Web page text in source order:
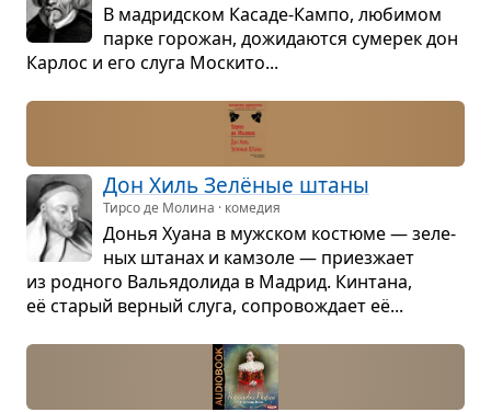
В мад­рид­ском Касаде-Кампо, люби­мом
парке горо­жан, дожи­да­ются суме­рек дон
Кар­лос и его слуга Мос­кито...
Дон Хиль Зелё­ные штаны
Тирсо де Молина · комедия
Донья Хуана в муж­ском костюме — зеле­
ных шта­нах и кам­золе — при­ез­жает
из род­ного Валья­до­лида в Мад­рид. Кин­тана,
её ста­рый вер­ный слуга, сопро­во­ждает её...